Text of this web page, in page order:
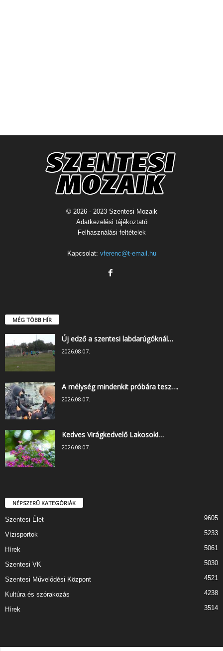
© 2026 - 2023 Szentesi Mozaik
Adatkezelési tájékoztató
Felhasználási feltételek
Kapcsolat: vferenc@t-email.hu
MÉG TÖBB HÍR
Új edző a szentesi labdarúgóknál…
2026.08.07.
A mélység mindenkit próbára tesz….
2026.08.07.
Kedves Virágkedvelő Lakosok!…
2026.08.07.
NÉPSZERŰ KATEGÓRIÁK
Szentesi Élet 9605
Vízisportok 5233
Hírek 5061
Szentesi VK 5030
Szentesi Művelődési Központ 4521
Kultúra és szórakozás 4238
Hírek 3514